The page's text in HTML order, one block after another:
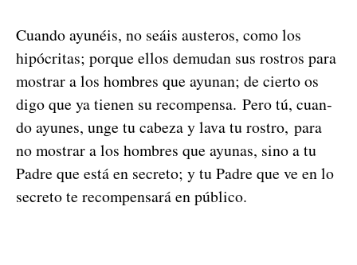
Cuan­do ayunéis, no seáis aus­teros, como los
hipócritas; porque ellos demu­dan sus ros­tros para
mostrar a los hom­bres que ayu­nan; de cier­to os
digo que ya tienen su rec­om­pen­sa. Pero tú, cuan­
do ayunes, unge tu cabeza y lava tu ros­tro, para
no mostrar a los hom­bres que ayu­nas, sino a tu
Padre que está en secre­to; y tu Padre que ve en lo
secre­to te rec­om­pen­sará en públi­co.